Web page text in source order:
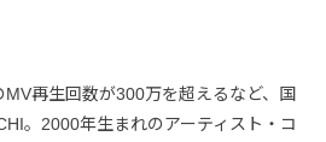
MV再生回数が300万を超えるなど、国
。2000年生まれのアーティスト・コ